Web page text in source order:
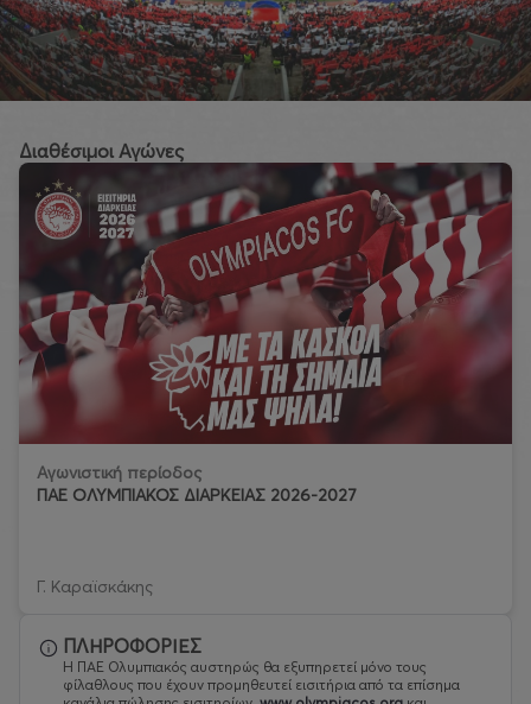
Διαθέσιμοι Αγώνες
Αγωνιστική περίοδος
ΠΑΕ ΟΛΥΜΠΙΑΚΟΣ ΔΙΑΡΚΕΙΑΣ 2026-2027
Γ. Καραϊσκάκης
ΠΛΗΡΟΦΟΡΙΕΣ
Η ΠΑΕ Ολυμπιακός αυστηρώς θα εξυπηρετεί μόνο τους
φίλαθλους που έχουν προμηθευτεί εισιτήρια από τα επίσημα